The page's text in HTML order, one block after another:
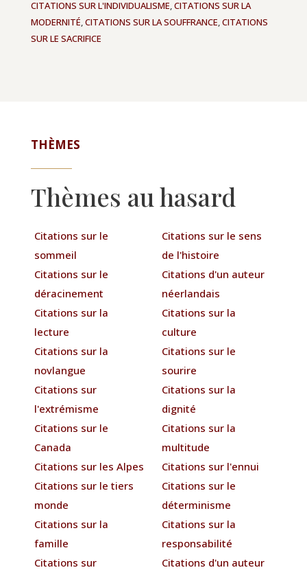
CITATIONS SUR L'INDIVIDUALISME,CITATIONS SUR LA
MODERNITÉ,CITATIONS SUR LA SOUFFRANCE,CITATIONS
SUR LE SACRIFICE
THÈMES
Thèmes au hasard
Citations sur le
sommeil
Citations sur le
déracinement
Citations sur la
lecture
Citations sur la
novlangue
Citations sur
l'extrémisme
Citations sur le
Canada
Citations sur les Alpes
Citations sur le tiers
monde
Citations sur la
famille
Citations sur
Citations sur le sens
de l'histoire
Citations d'un auteur
néerlandais
Citations sur la
culture
Citations sur le
sourire
Citations sur la
dignité
Citations sur la
multitude
Citations sur l'ennui
Citations sur le
déterminisme
Citations sur la
responsabilité
Citations d'un auteur